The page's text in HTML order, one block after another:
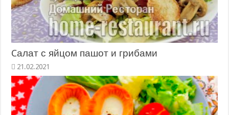
Cалат с яйцом пашот и грибами
21.02.2021